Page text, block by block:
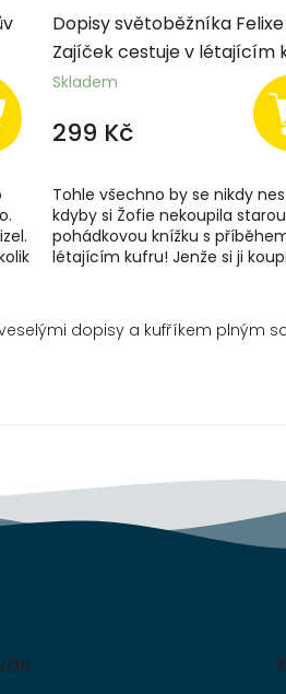
Dopisy světoběžníka
Zajíček cestuje v létajícím
Skladem
299 Kč
Tohle všechno by se nikdy
kdyby si Žofie nekoupila starou
pohádkovou knížku s
létajícím kufru! Jenže si ji
dopisy a kufříkem plným